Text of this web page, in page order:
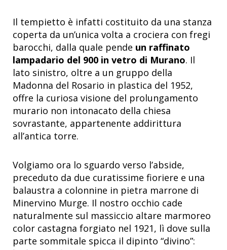
Il tempietto è infatti costituito da una stanza
coperta da un’unica volta a crociera con fregi
barocchi, dalla quale pende un raffinato
lampadario del 900 in vetro di Murano. Il
lato sinistro, oltre a un gruppo della
Madonna del Rosario in plastica del 1952,
offre la curiosa visione del prolungamento
murario non intonacato della chiesa
sovrastante, appartenente addirittura
all’antica torre.
Volgiamo ora lo sguardo verso l’abside,
preceduto da due curatissime fioriere e una
balaustra a colonnine in pietra marrone di
Minervino Murge. Il nostro occhio cade
naturalmente sul massiccio altare marmoreo
color castagna forgiato nel 1921, lì dove sulla
parte sommitale spicca il dipinto “divino”: